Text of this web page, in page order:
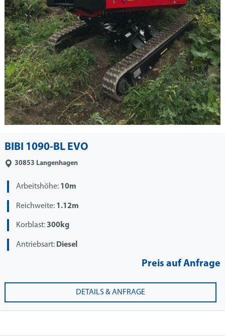
BIBI 1090-BL EVO
30853 Langenhagen
Arbeitshöhe: 10m
Reichweite: 1.12m
Korblast:300kg
Antriebsart: Diesel
Preis auf Anfrage
DETAILS & ANFRAGE